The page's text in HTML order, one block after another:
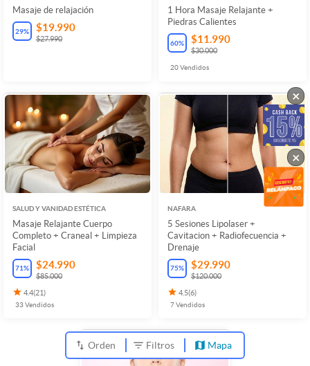
Masaje de relajación
29% $19.990
$27.990
1 Hora Masaje Relajante +
Piedras Calientes
60% $11.990
$30.000
20Vendidos
SALUD Y VANIDAD ESTÉTICA
Masaje Relajante Cuerpo
Completo + Craneal + Limpieza
Facial
71% $24.990
$85.000
4.4(21)
33Vendidos
NAFARA
5 Sesiones Lipolaser +
Cavitacion + Radiofecuencia +
Drenaje
75% $29.990
$120.000
4.5(6)
7Vendidos
Orden Filtros Mapa
×
×